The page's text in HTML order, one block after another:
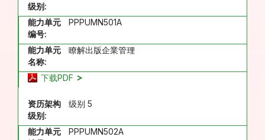
级别:
能力单元
编号:
PPPUMN501A
能力单元
名称:
瞭解出版企業管理
下载PDF
资历架构
级别:
级别 5
能力单元
PPPUMN502A